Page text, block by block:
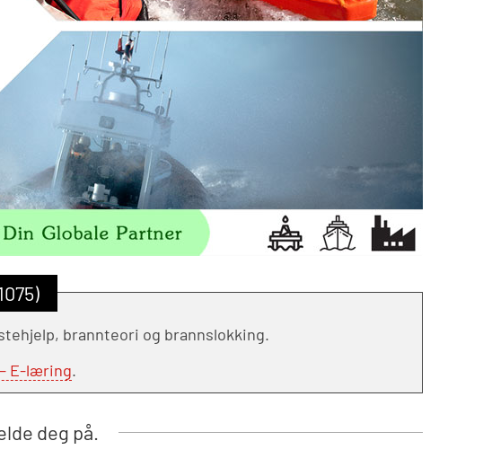
brannteori og brannslokking.
E-læring.
deg på.